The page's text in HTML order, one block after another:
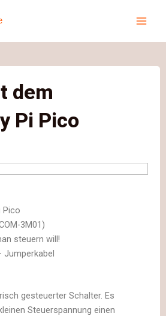
dem
Pi Pico
Pico
3M01)
steuern will!
Jumperkabel
gesteuerter Schalter. Es
Steuerspannung einen